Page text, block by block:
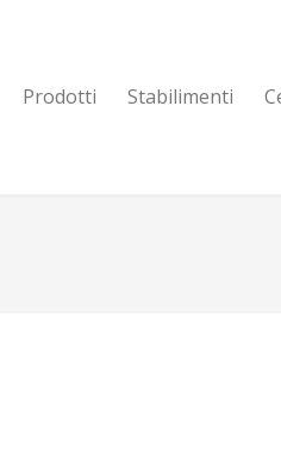
Prodotti Stabilimenti